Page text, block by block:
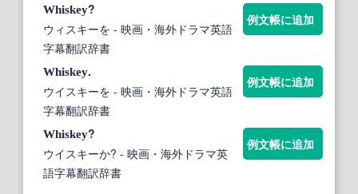
Whiskey?
ウィスキーを - 映画・海外ドラマ英語
字幕翻訳辞書
例文帳に追加
Whiskey.
ウイスキーを - 映画・海外ドラマ英語
字幕翻訳辞書
例文帳に追加
Whiskey?
ウイスキーか? - 映画・海外ドラマ英
語字幕翻訳辞書
例文帳に追加